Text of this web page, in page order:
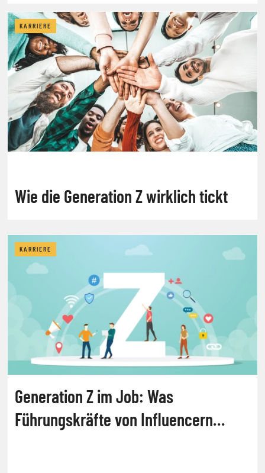
KARRIERE
Wie die Generation Z wirklich tickt
KARRIERE
Generation Z im Job: Was
Führungskräfte von Influencern